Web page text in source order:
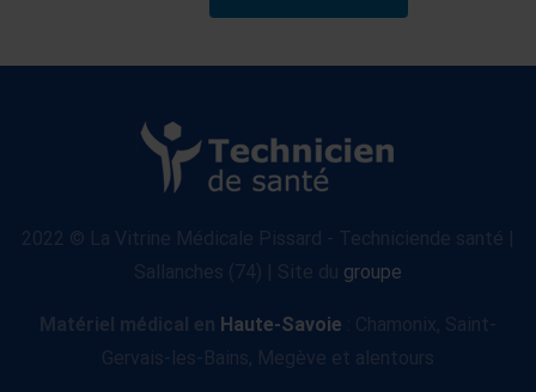
2022 © La Vitrine Médicale Pissard - Techniciende santé |
Sallanches (74) | Site du groupe
Matériel médical en Haute-Savoie : Chamonix, Saint-
Gervais-les-Bains, Megève et alentours